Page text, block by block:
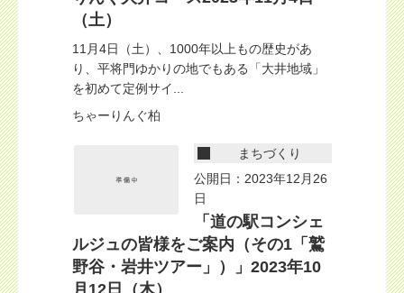
（土）
11月4日（土）、1000年以上もの歴史があ
り、平将門ゆかりの地でもある「大井地域」
を初めて定例サイ...
ちゃーりんぐ柏
まちづくり
公開日：2023年12月26
日
「道の駅コンシェ
ルジュの皆様をご案内（その1「鷲
野谷・岩井ツアー」）」2023年10
月12日（木）